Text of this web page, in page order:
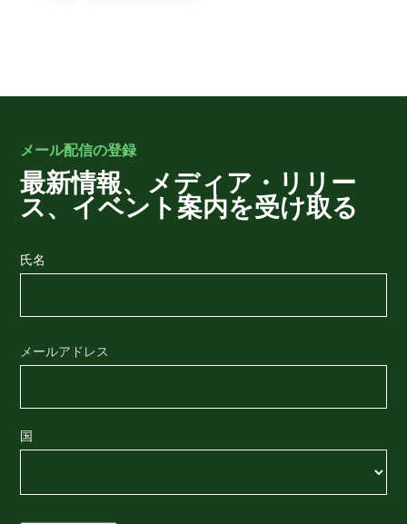
メール配信の登録
最新情報、メディア・リリー
ス、イベント案内を受け取る
氏名
メールアドレス
国